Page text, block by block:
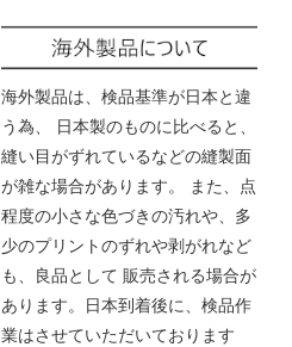
海外製品は、検品基準が日本と違
う為、 日本製のものに比べると、
縫い目がずれているなどの縫製面
が雑な場合があります。 また、点
程度の小さな色づきの汚れや、多
少のプリントのずれや剥がれなど
も、良品として 販売される場合が
あります。日本到着後に、検品作
業はさせていただいております